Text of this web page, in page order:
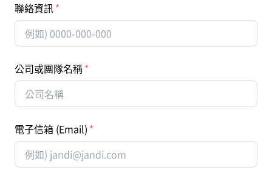
聯絡資訊
公司或團隊名稱
電子信箱 (Email)